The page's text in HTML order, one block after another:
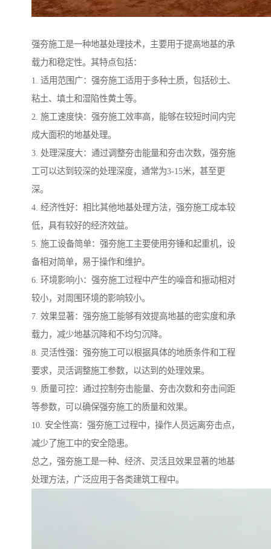
强夯施工是一种地基处理技术，主要用于提高地基的承
载力和稳定性。其特点包括：
1. 适用范围广：强夯施工适用于多种土质，包括砂土、
粘土、填土和湿陷性黄土等。
2. 施工速度快：强夯施工效率高，能够在较短时间内完
成大面积的地基处理。
3. 处理深度大：通过调整夯击能量和夯击次数，强夯施
工可以达到较深的处理深度，通常为3-15米，甚至更
深。
4. 经济性好：相比其他地基处理方法，强夯施工成本较
低，具有较好的经济效益。
5. 施工设备简单：强夯施工主要使用夯锤和起重机，设
备相对简单，易于操作和维护。
6. 环境影响小：强夯施工过程中产生的噪音和振动相对
较小，对周围环境的影响较小。
7. 效果显著：强夯施工能够有效提高地基的密实度和承
载力，减少地基沉降和不均匀沉降。
8. 灵活性强：强夯施工可以根据具体的地质条件和工程
要求，灵活调整施工参数，以达到的处理效果。
9. 质量可控：通过控制夯击能量、夯击次数和夯击间距
等参数，可以确保强夯施工的质量和效果。
10. 安全性高：强夯施工过程中，操作人员远离夯击点，
减少了施工中的安全隐患。
总之，强夯施工是一种、经济、灵活且效果显著的地基
处理方法，广泛应用于各类建筑工程中。